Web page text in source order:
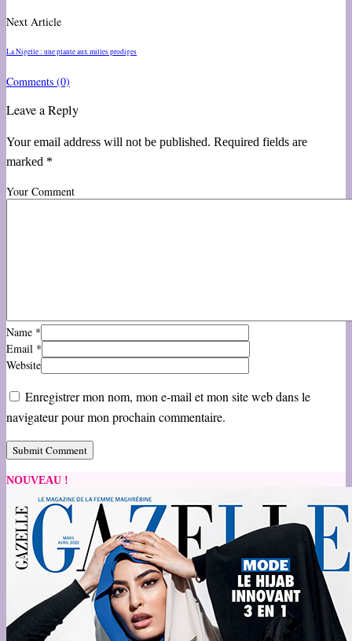
Next Article
La Nigelle : une plante aux milles prodiges
Comments (0)
Leave a Reply
Your email address will not be published. Required fields are
marked *
Your Comment
Name *
Email *
Website
Enregistrer mon nom, mon e-mail et mon site web dans le
navigateur pour mon prochain commentaire.
NOUVEAU !